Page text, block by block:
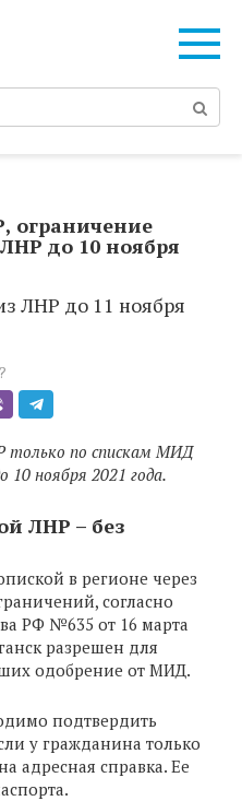
ограничение
до 10 ноября
ЛНР до 11 ноября
только по спискам МИД
10 ноября 2021 года.
ЛНР – без
в регионе через
согласно
РФ №635 от 16 марта
разрешен для
одобрение от МИД.
подтвердить
у гражданина только
адресная справка. Ее